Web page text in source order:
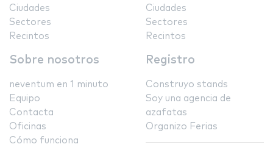
Ciudades
Sectores
Recintos
Ciudades
Sectores
Recintos
Sobre nosotros
neventum en 1 minuto
Equipo
Contacta
Oficinas
Cómo funciona
Registro
Construyo stands
Soy una agencia de
azafatas
Organizo Ferias